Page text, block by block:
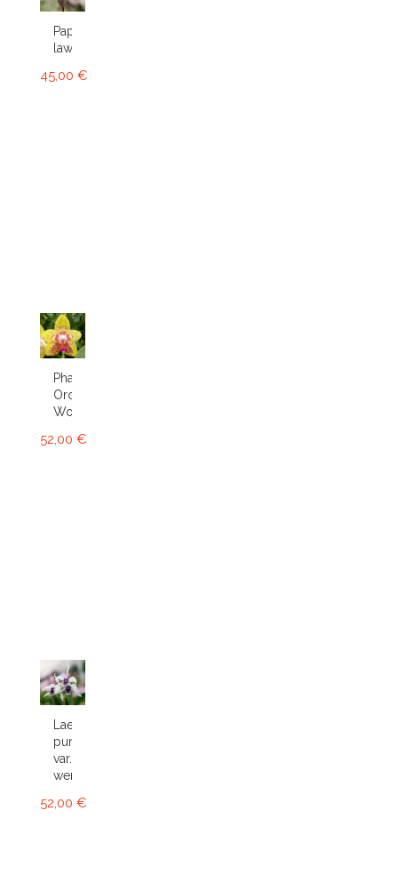
Paphiopedilum
lawrenceanum
45,00 €
Phalaenopsis
Orchid
World
52,00 €
Laelia
purpurata
var.
werkhauseri
52,00 €